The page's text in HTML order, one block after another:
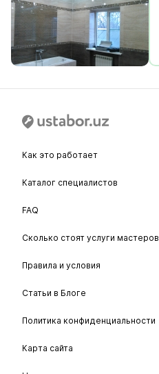
Как это работает
Каталог специалистов
FAQ
Сколько стоят услуги мастеров
Правила и условия
Статьи в Блоге
Политика конфиденциальности
Карта сайта